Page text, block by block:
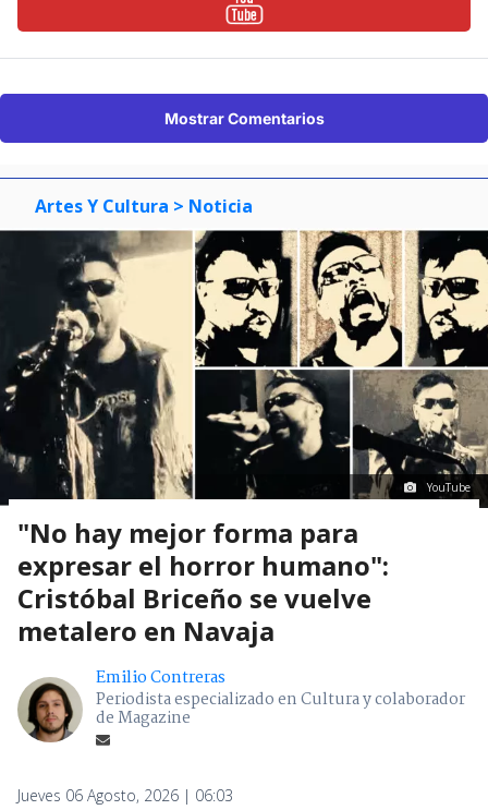
Mostrar Comentarios
Artes Y Cultura > Noticia
YouTube
"No hay mejor forma para
expresar el horror humano":
Cristóbal Briceño se vuelve
metalero en Navaja
Emilio Contreras
Periodista especializado en Cultura y colaborador
de Magazine
Jueves 06 Agosto, 2026 | 06:03